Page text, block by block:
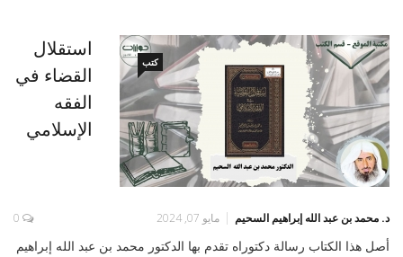
كتب
استقلال
القضاء في
الفقه
الإسلامي
د. محمد بن عبد الله إبراهيم السحيم مايو 07, 2024 0
أصل هذا الكتاب رسالة دكتوراه تقدم بها الدكتور محمد بن عبد الله إبراهيم